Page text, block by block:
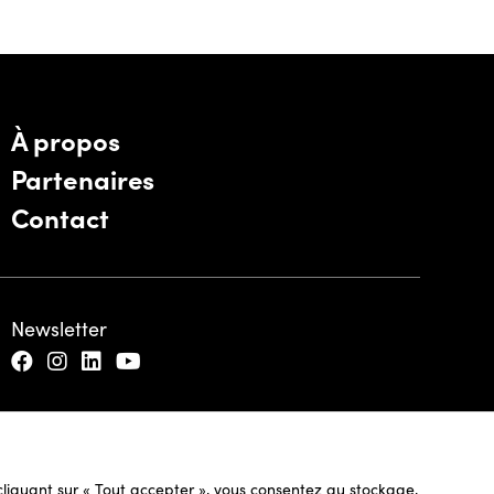
sur « Tout accepter », vous consentez au stockage,
À propos
Partenaires
Contact
Newsletter